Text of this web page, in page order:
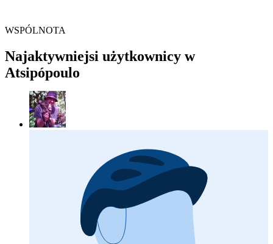
WSPÓLNOTA
Najaktywniejsi użytkownicy w
Atsipópoulo